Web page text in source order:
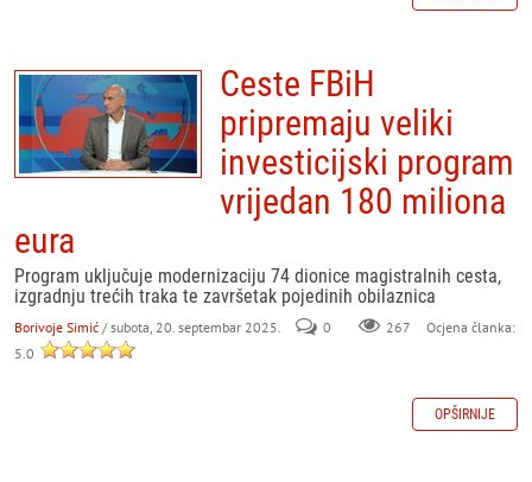
Ceste FBiH
pripremaju veliki
investicijski program
vrijedan 180 miliona
eura
Program uključuje modernizaciju 74 dionice magistralnih cesta,
izgradnju trećih traka te završetak pojedinih obilaznica
Borivoje Simić / subota, 20. septembar 2025. 0 267
Ocjena članka:
5.0
OPŠIRNIJE